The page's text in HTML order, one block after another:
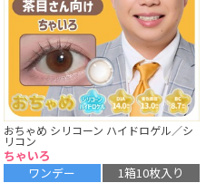
おちゃめ シリコーン ハイドロゲル／シ
リコン
ちゃいろ
ワンデー
1箱10枚入り